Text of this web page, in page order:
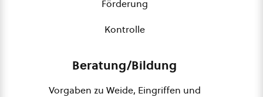
Förderung
Kontrolle
Beratung/Bildung
Vorgaben zu Weide, Eingriffen und